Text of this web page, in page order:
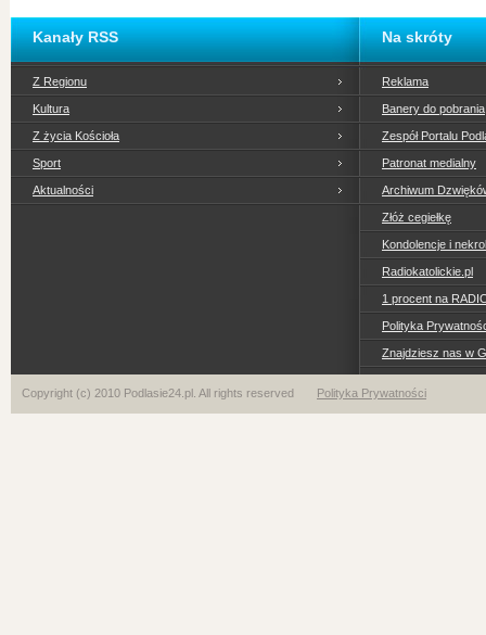
Kanały RSS
Z Regionu
Kultura
Z życia Kościoła
Sport
Aktualności
Na skróty
Reklama
Banery do pobrania
Zespół Portalu
Patronat medialny
Archiwum
Złóż cegiełkę
Kondolencje i
Radiokatolickie.pl
1 procent na
Polityka
Znajdziesz nas w
Copyright (c) 2010 Podlasie24.pl. All rights reserved Polityka Prywatności